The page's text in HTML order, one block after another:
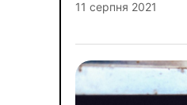
11 серпня 2021